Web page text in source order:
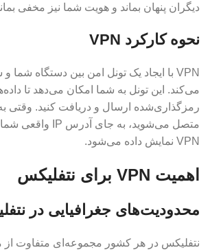
دیگران پنهان بماند و هویت شما نیز مخفی
نحوه کارکرد VPN
می‌کند. این تونل به شما امکان می‌دهد تا
رمزگذاری‌شده ارسال و دریافت کنید. وقتی
VPN نمایش داده می‌شود.
اهمیت VPN برای نتفلیکس
محدودیت‌های جغرافیایی در
نتفلیکس در هر کشور مجموعه‌ای متفاوت از